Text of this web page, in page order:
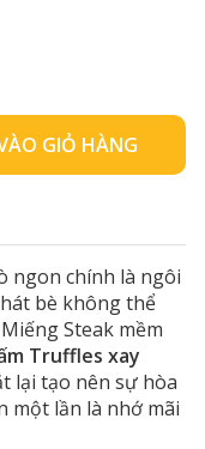
GIỎ HÀNG
ngon chính là ngôi
bè không thể
Steak mềm
Truffles xay
lại tạo nên sự hòa
một lần là nhớ mãi